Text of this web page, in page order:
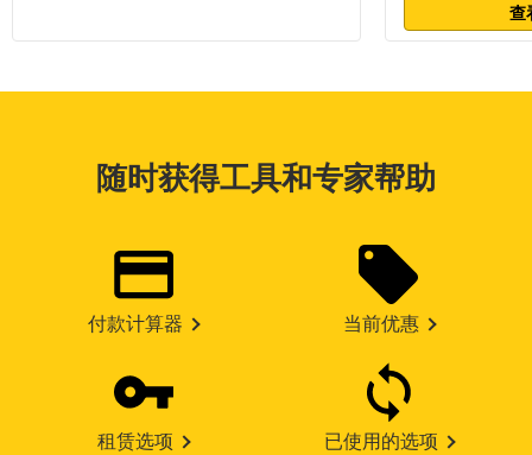
查
随时获得工具和专家帮助
付款计算器 当前优惠
租赁选项 已使用的选项